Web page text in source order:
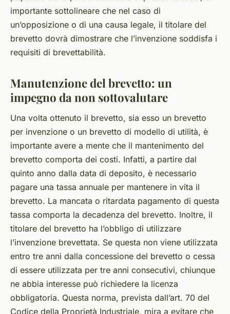
importante sottolineare che nel caso di
un’opposizione o di una causa legale, il titolare del
brevetto dovrà dimostrare che l’invenzione soddisfa i
requisiti di brevettabilità.
Manutenzione del brevetto: un
impegno da non sottovalutare
Una volta ottenuto il brevetto, sia esso un brevetto
per invenzione o un brevetto di modello di utilità, è
importante avere a mente che il mantenimento del
brevetto comporta dei costi. Infatti, a partire dal
quinto anno dalla data di deposito, è necessario
pagare una tassa annuale per mantenere in vita il
brevetto. La mancata o ritardata pagamento di questa
tassa comporta la decadenza del brevetto. Inoltre, il
titolare del brevetto ha l’obbligo di utilizzare
l’invenzione brevettata. Se questa non viene utilizzata
entro tre anni dalla concessione del brevetto o cessa
di essere utilizzata per tre anni consecutivi, chiunque
ne abbia interesse può richiedere la licenza
obbligatoria. Questa norma, prevista dall’art. 70 del
Codice della Proprietà Industriale, mira a evitare che